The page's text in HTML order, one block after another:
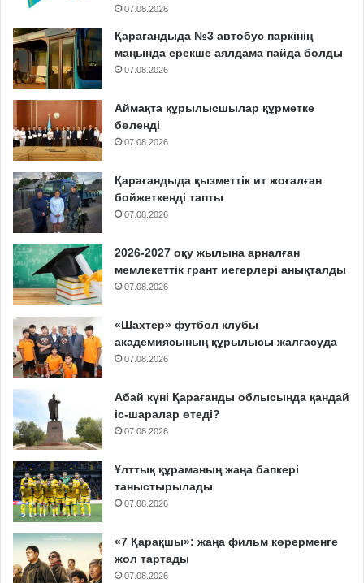
07.08.2026
Қарағандыда №3 автобус паркінің
маңында ерекше аялдама пайда болды
07.08.2026
Аймақта құрылысшылар құрметке
бөленді
07.08.2026
Қарағандыда қызметтік ит жоғалған
бойжеткенді тапты
07.08.2026
2026-2027 оқу жылына арналған
мемлекеттік грант иегерлері анықталды
07.08.2026
«Шахтер» футбол клубы
академиясының құрылысы жалғасуда
07.08.2026
Абай күні Қарағанды облысында қандай
іс-шаралар өтеді?
07.08.2026
Ұлттық құраманың жаңа бапкері
таныстырылады
07.08.2026
«7 Қарақшы»: жаңа фильм көрерменге
жол тартады
07.08.2026